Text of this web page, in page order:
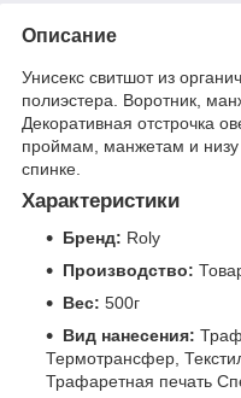
Описание
Унисекс свитшот из
полиэстера. Воротник,
Декоративная отстрочка
проймам, манжетам и низу
спинке.
Характеристики
Бренд: Roly
Производство:
Вес: 500г
Вид нанесения:
Термотрансфер,
Трафаретная печать